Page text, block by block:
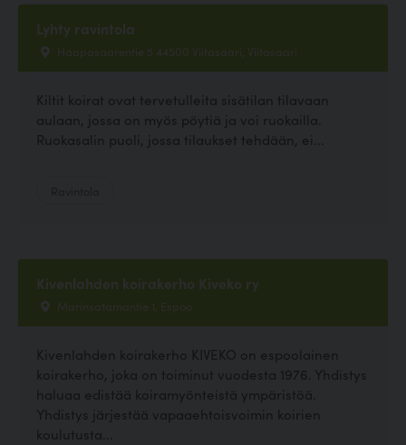
Lyhty ravintola
Haapasaarentie 5 44500 Viitasaari, Viitasaari
Kiltit koirat ovat tervetulleita sisätilan tilavaan
aulaan, jossa on myös pöytiä ja voi ruokailla.
Ruokasalin puoli, jossa tilaukset tehdään, ei...
Kivenlahden koirakerho Kiveko ry
Marinsatamantie 1, Espoo
Kivenlahden koirakerho KIVEKO on espoolainen
koirakerho, joka on toiminut vuodesta 1976. Yhdistys
haluaa edistää koiramyönteistä ympäristöä.
Yhdistys järjestää vapaaehtoisvoimin koirien
koulutusta...